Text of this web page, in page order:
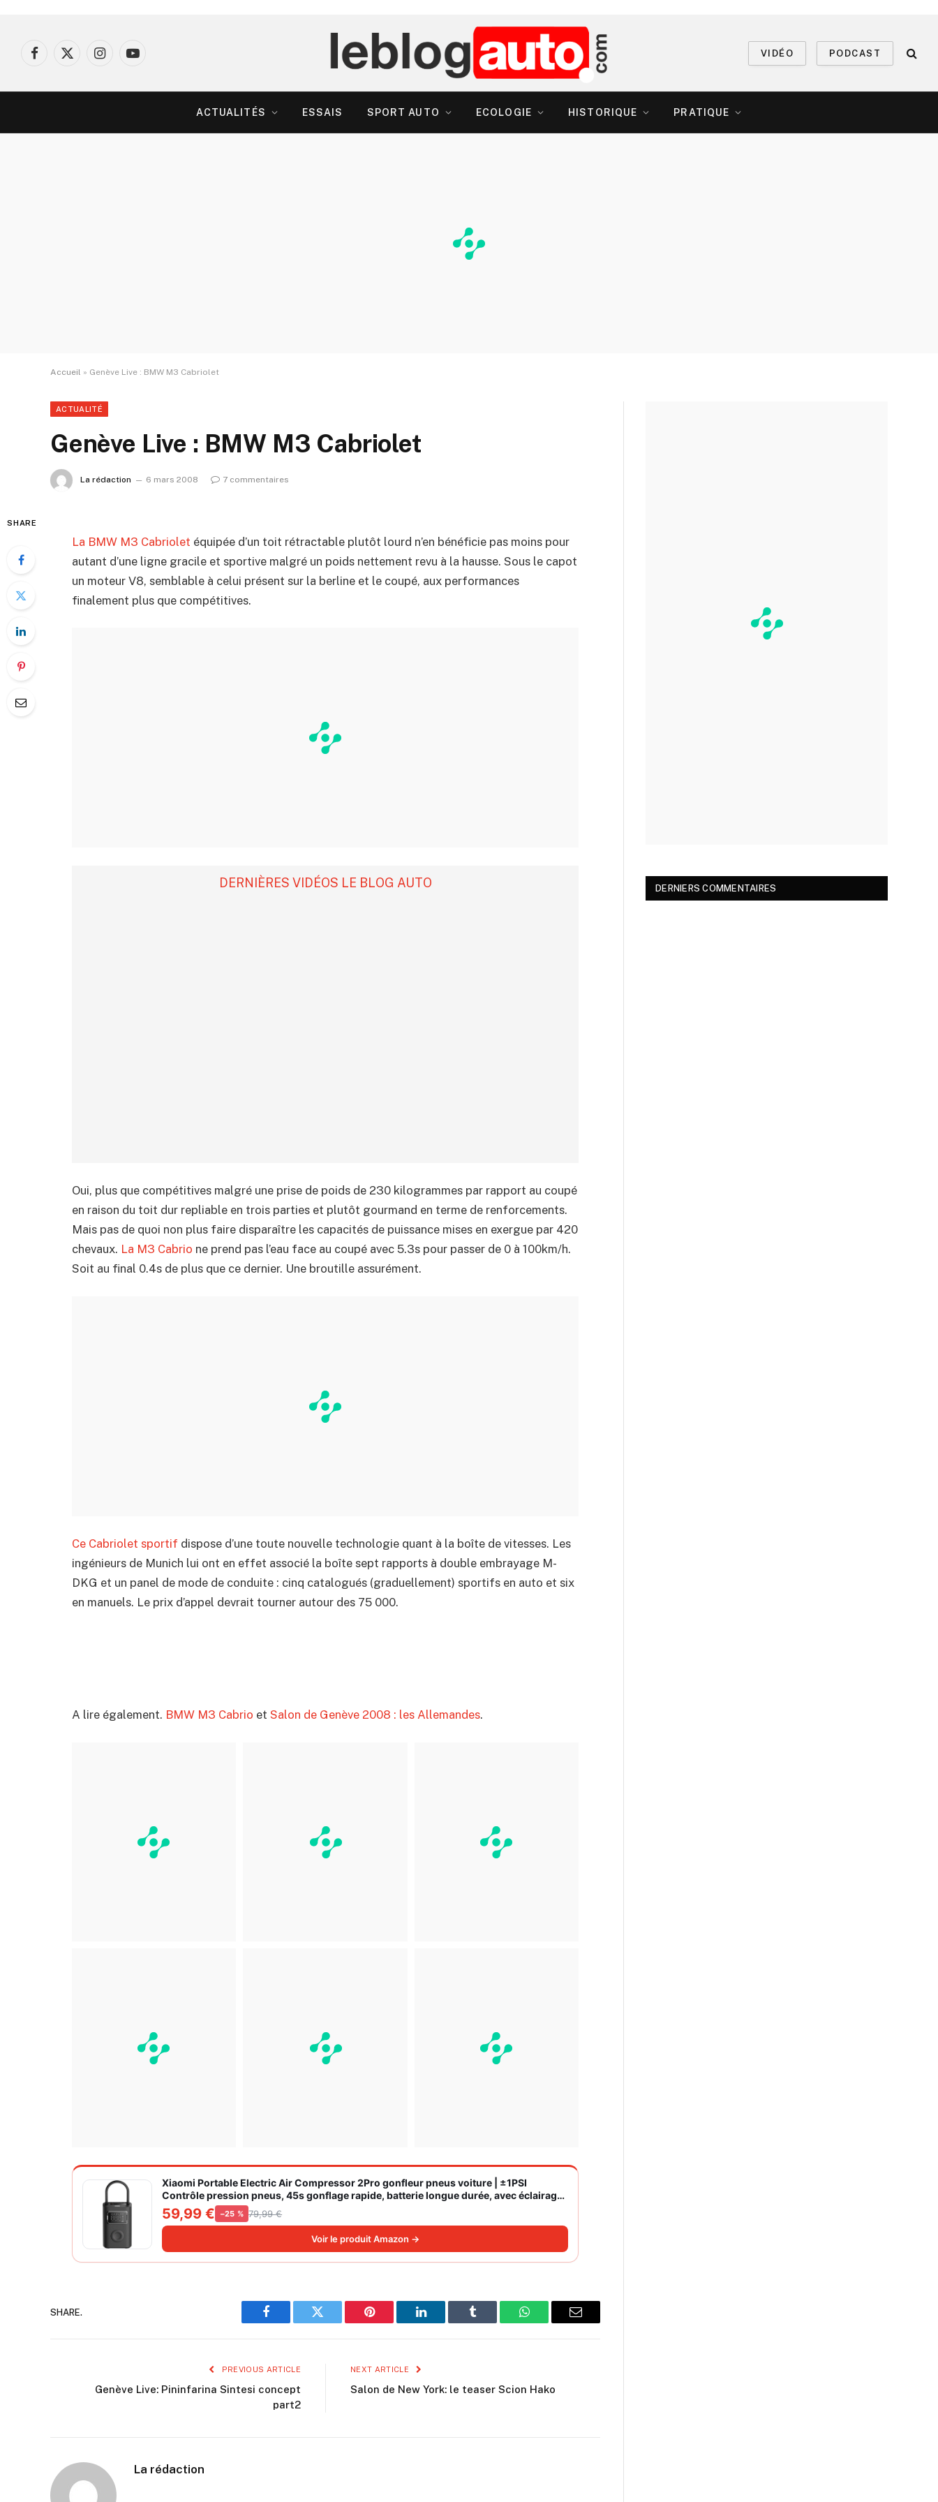
Facebook
X
InstagramYouTube
VIDÉO PODCAST
ACTUALITÉS ESSAIS SPORT AUTO ECOLOGIE HISTORIQUE PRATIQUE
Accueil » Genève Live : BMW M3 Cabriolet
ACTUALITÉ
Genève Live : BMW M3 Cabriolet
La rédaction 6 mars 2008 7 commentaires
SHARE
La BMW M3 Cabriolet équipée d’un toit rétractable plutôt lourd n’en bénéficie pas moins pour
autant d’une ligne gracile et sportive malgré un poids nettement revu à la hausse. Sous le capot
un moteur V8, semblable à celui présent sur la berline et le coupé, aux performances
finalement plus que compétitives.
DERNIÈRES VIDÉOS LE BLOG AUTO
Oui, plus que compétitives malgré une prise de poids de 230 kilogrammes par rapport au coupé
en raison du toit dur repliable en trois parties et plutôt gourmand en terme de renforcements.
Mais pas de quoi non plus faire disparaître les capacités de puissance mises en exergue par 420
chevaux. La M3 Cabrio ne prend pas l’eau face au coupé avec 5.3s pour passer de 0 à 100km/h.
Soit au final 0.4s de plus que ce dernier. Une broutille assurément.
Ce Cabriolet sportif dispose d’une toute nouvelle technologie quant à la boîte de vitesses. Les
ingénieurs de Munich lui ont en effet associé la boîte sept rapports à double embrayage M-
DKG et un panel de mode de conduite : cinq catalogués (graduellement) sportifs en auto et six
en manuels. Le prix d’appel devrait tourner autour des 75 000.
A lire également. BMW M3 Cabrio et Salon de Genève 2008 : les Allemandes.
Xiaomi Portable Electric Air Compressor 2Pro gonfleur pneus voiture | ±1PSI
Contrôle pression pneus, 45s gonflage rapide, batterie longue durée, avec éclairage,
grand cylindre à air 27 mm
59,99 € −25 % 79,99 €
Voir le produit Amazon →
SHARE.
Facebook Twitter Pinterest LinkedIn Tumblr WhatsAppEmail
PREVIOUS ARTICLE
Genève Live: Pininfarina Sintesi concept
part2
NEXT ARTICLE
Salon de New York: le teaser Scion Hako
La rédaction
DERNIERS COMMENTAIRES